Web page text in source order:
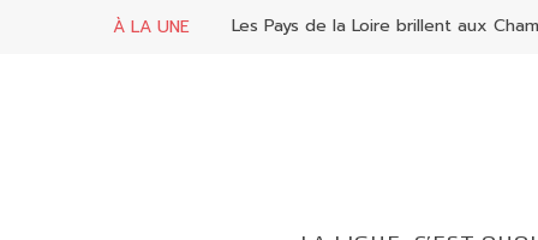
À LA UNE